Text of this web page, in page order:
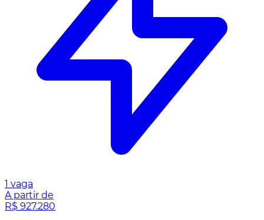
1 vaga
A partir de
R$ 927.280